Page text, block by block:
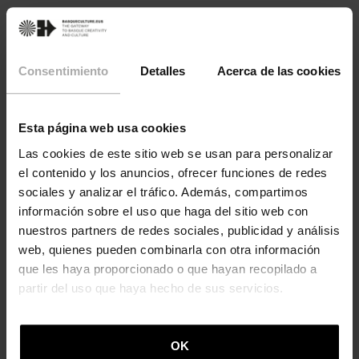
Consentimiento Detalles Acerca de las cookies
Esta página web usa cookies
Las cookies de este sitio web se usan para personalizar
el contenido y los anuncios, ofrecer funciones de redes
sociales y analizar el tráfico. Además, compartimos
información sobre el uso que haga del sitio web con
nuestros partners de redes sociales, publicidad y análisis
web, quienes pueden combinarla con otra información
que les haya proporcionado o que hayan recopilado a
partir del uso que haya hecho de sus servicios.
OK
Muchos universos conviven en el interior de Uxue